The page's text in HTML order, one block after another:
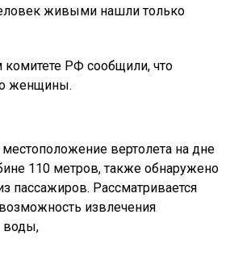
живыми нашли только
РФ сообщили, что
женщины.
вертолета на дне
110 метров, также обнаружено
пассажиров. Рассматривается
извлечения
воды,